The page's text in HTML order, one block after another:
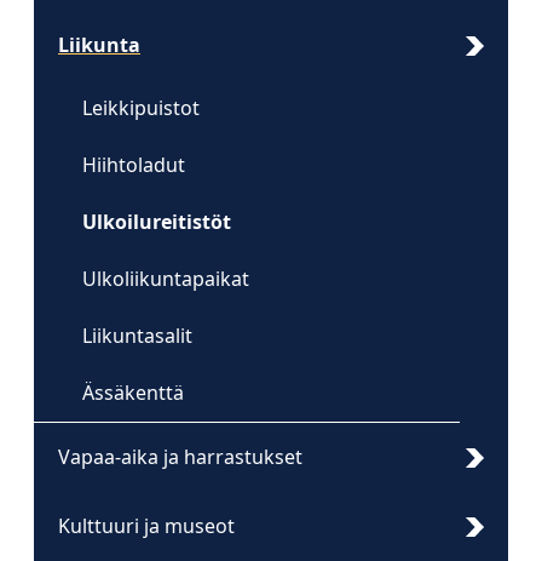
Liikunta
Leikkipuistot
Hiihtoladut
Ulkoilureitistöt
Ulkoliikuntapaikat
Liikuntasalit
Ässäkenttä
Vapaa-aika ja harrastukset
Kulttuuri ja museot